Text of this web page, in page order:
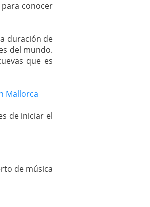
conocer
duración de
del mundo.
que es
Mallorca
de iniciar el
de música